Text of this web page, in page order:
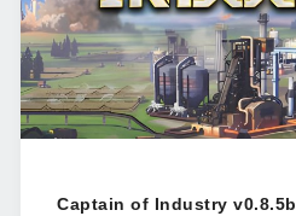
Captain of Industry v0.8.5b